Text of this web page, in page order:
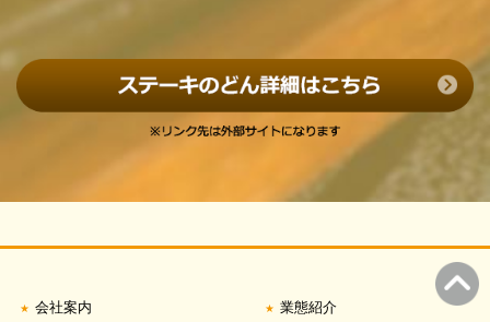
会社案内 業態紹介